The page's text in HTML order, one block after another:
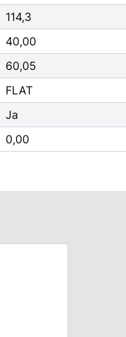
114,3
40,00
60,05
FLAT
Ja
0,00